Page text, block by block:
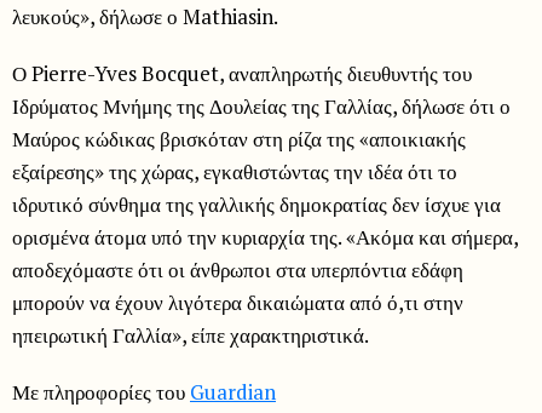
λευκούς», δήλωσε ο Mathiasin.
Ο Pierre-Yves Bocquet, αναπληρωτής διευθυντής του
Ιδρύματος Μνήμης της Δουλείας της Γαλλίας, δήλωσε ότι ο
Μαύρος κώδικας βρισκόταν στη ρίζα της «αποικιακής
εξαίρεσης» της χώρας, εγκαθιστώντας την ιδέα ότι το
ιδρυτικό σύνθημα της γαλλικής δημοκρατίας δεν ίσχυε για
ορισμένα άτομα υπό την κυριαρχία της. «Ακόμα και σήμερα,
αποδεχόμαστε ότι οι άνθρωποι στα υπερπόντια εδάφη
μπορούν να έχουν λιγότερα δικαιώματα από ό,τι στην
ηπειρωτική Γαλλία», είπε χαρακτηριστικά.
Με πληροφορίες του Guardian